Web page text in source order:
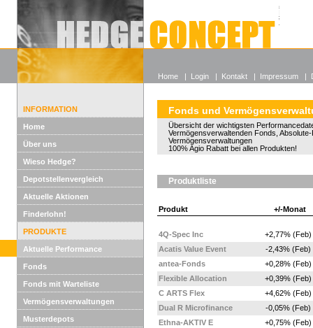
Alle
Wieso
INFORMATION
Home
Über uns
Wieso Hedge?
Depotstellenvergleich
Aktuelle Aktionen
Finderlohn!
PRODUKTE
Aktuelle Performance
Fonds
Fonds mit Warteliste
Vermögensverwaltungen
Musterdepots
Fonds und
Übersicht der wichtigsten
Vermögensverwaltenden Fonds,
Vermögensverwaltungen
100% Agio Rabatt bei allen Produkten!
Produktliste
Produkt +/-Monat
4Q-Spec Inc
+2,77% (Feb)
Acatis Value Event
-2,43% (Feb)
antea-Fonds
+0,28% (Feb)
Flexible Allocation
+0,39% (Feb)
C ARTS Flex
+4,62% (Feb)
Dual R Microfinance
-0,05% (Feb)
Ethna-AKTIV E
+0,75% (Feb)
Home | Login | Kontakt | Impressum |